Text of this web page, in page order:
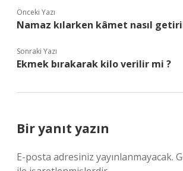
Önceki Yazı
Namaz kılarken kâmet nasıl
Sonraki Yazı
Ekmek bırakarak kilo verilir mi ?
Bir yanıt yazın
E-posta adresiniz yayınlanmayacak.